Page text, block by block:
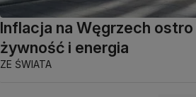
Inflacja na Węgrzech ostro
żywność i energia
ZE ŚWIATA